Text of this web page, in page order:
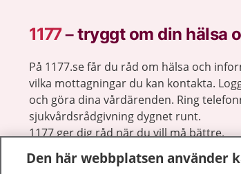
1177–tryggt om din hälsa
På 1177.se får du råd om hälsa och
vilka mottagningar du kan kontakta.
och göra dina vårdärenden. Ring
sjukvårdsrådgivning dygnet runt.
1177 ger dig råd när du vill må bättre.
Den här webbplatsen använder